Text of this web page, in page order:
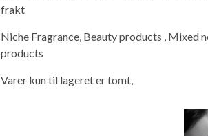
frakt
Niche Fragrance, Beauty products , Mixed
products
Varer kun til lageret er tomt,